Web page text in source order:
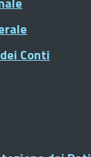
Conti